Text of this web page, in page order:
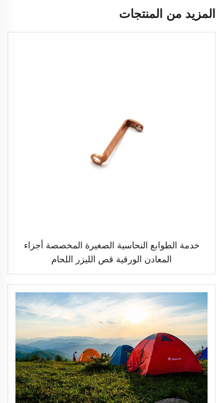
المزيد من المنتجات
خدمة الطوابع النحاسية الصغيرة المخصصة أجزاء
المعادن الورقية قص الليزر اللحام